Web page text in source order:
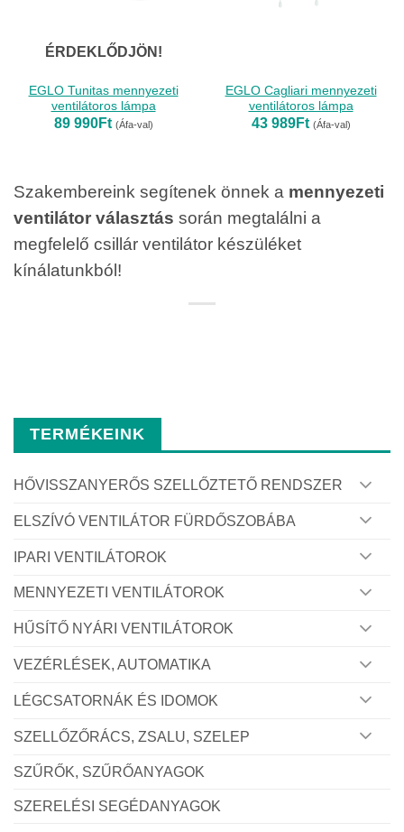
TERMÉKEINK
HŐVISSZANYERŐS SZELLŐZTETŐ RENDSZER
ELSZÍVÓ VENTILÁTOR FÜRDŐSZOBÁBA
IPARI VENTILÁTOROK
MENNYEZETI VENTILÁTOROK
HŰSÍTŐ NYÁRI VENTILÁTOROK
VEZÉRLÉSEK, AUTOMATIKA
LÉGCSATORNÁK ÉS IDOMOK
SZELLŐZŐRÁCS, ZSALU, SZELEP
SZŰRŐK, SZŰRŐANYAGOK
SZERELÉSI SEGÉDANYAGOK
ÉRDEKLŐDJÖN!
EGLO Tunitas mennyezeti
ventilátoros lámpa
89 990Ft (Áfa-val)
EGLO Cagliari mennyezeti
ventilátoros lámpa
43 989Ft (Áfa-val)
Szakembereink segítenek önnek a mennyezeti
ventilátor választás során megtalálni a
megfelelő csillár ventilátor készüléket
kínálatunkból!